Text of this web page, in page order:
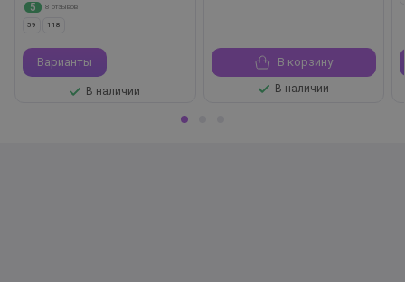
5
8 отзывов
59 118
Варианты
В наличии
В корзину
В наличии